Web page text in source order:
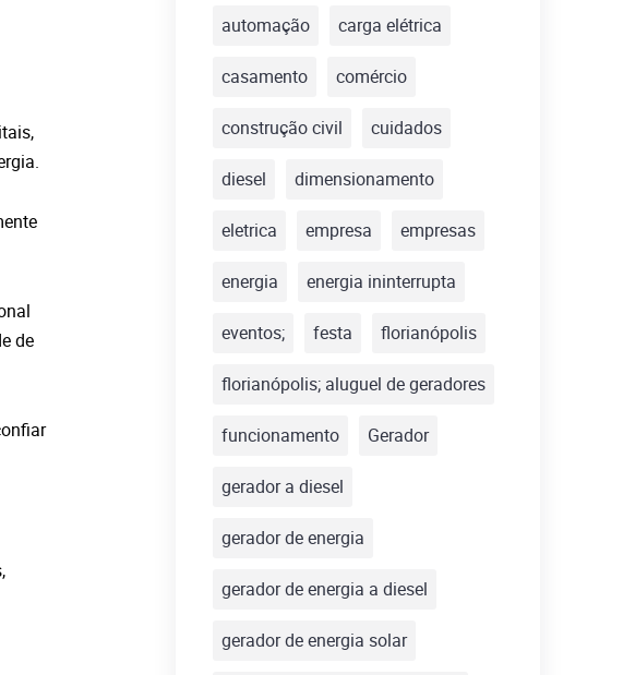
de
automação carga elétrica
casamento comércio
construção civil cuidados
diesel dimensionamento
eletrica empresa empresas
energia energia ininterrupta
eventos; festa florianópolis
florianópolis; aluguel de geradores
funcionamento Gerador
gerador a diesel
gerador de energia
gerador de energia a diesel
gerador de energia solar